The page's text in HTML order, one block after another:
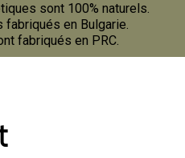
sont 100% naturels.
en Bulgarie.
fabriqués en PRC.